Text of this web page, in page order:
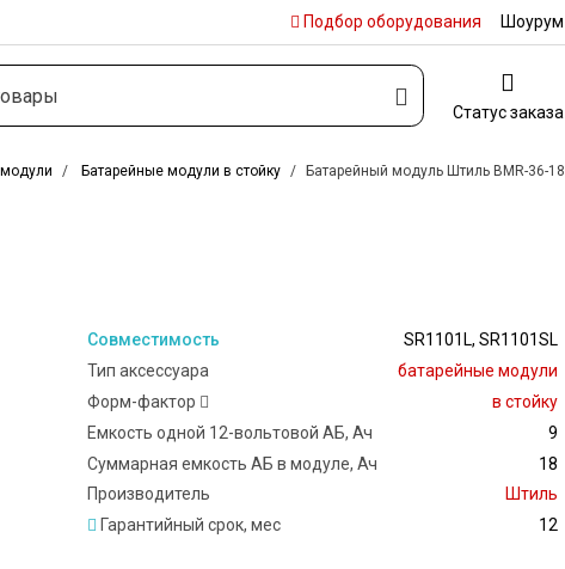
Подбор оборудования Шоурум
Статус заказа
Батарейные модули в стойку Батарейный модуль Штиль BMR-36-18
Совместимость
SR1101L, SR1101SL
Тип аксессуара
батарейные модули
Форм-фактор
в стойку
Емкость одной 12-вольтовой АБ, Ач
9
Суммарная емкость АБ в модуле, Ач
18
Производитель
Штиль
Гарантийный срок, мес
12